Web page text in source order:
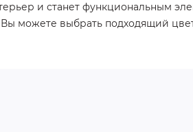
и станет функциональным
можете выбрать подходящий